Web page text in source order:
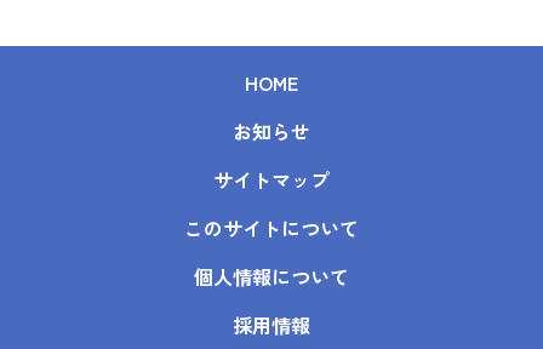
HOME
お知らせ
サイトマップ
このサイトについて
個人情報について
採用情報